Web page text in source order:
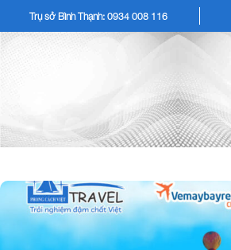
Trụ sở Bình Thạnh: 0934 008 116